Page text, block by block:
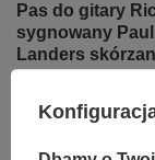
Pas do gitary
sygnowany Paul
Landers